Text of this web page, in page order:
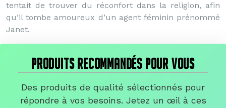
tentait de trouver du réconfort dans la religion, afin
qu’il tombe amoureux d’un agent féminin prénommé
Janet.
PRODUITS RECOMMANDÉS POUR VOUS
Des produits de qualité sélectionnés pour
répondre à vos besoins. Jetez un œil à ces